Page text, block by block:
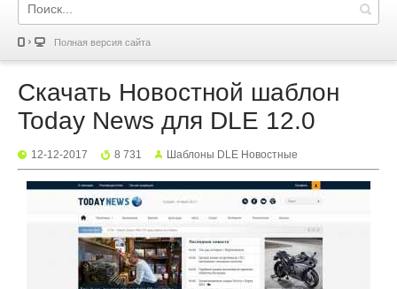
Полная версия сайта
Скачать Новостной шаблон
Today News для DLE 12.0
12-12-2017 8 731 Шаблоны DLE Новостные